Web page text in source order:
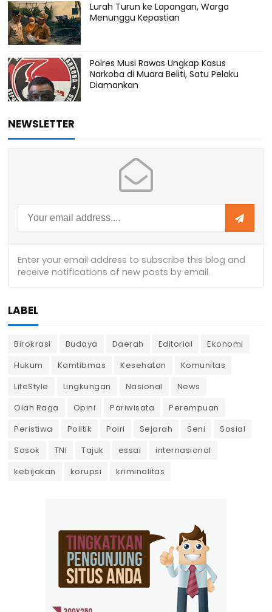
Lurah Turun ke Lapangan, Warga
Menunggu Kepastian
Polres Musi Rawas Ungkap Kasus
Narkoba di Muara Beliti, Satu Pelaku
Diamankan
NEWSLETTER
LABEL
Birokrasi Budaya Daerah Editorial
Ekonomi
Hukum
Kamtibmas Kesehatan
Komunitas
LifeStyle
Lingkungan Nasional
News
Olah Raga
Opini Pariwisata
Perempuan
Peristiwa
Politik Polri Sejarah Seni
Sosial
Sosok
TNI Tajuk essai
internasional
kebijakan
korupsi kriminalitas